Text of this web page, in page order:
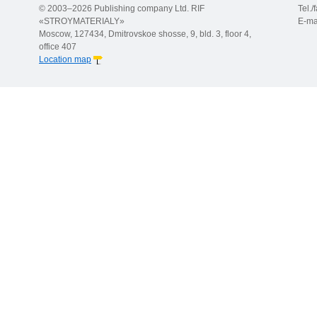
© 2003–2026 Publishing company Ltd. RIF
«STROYMATERIALY»
Moscow, 127434, Dmitrovskoe shosse, 9, bld. 3, floor 4,
office 407
Location map
Tel./
E-